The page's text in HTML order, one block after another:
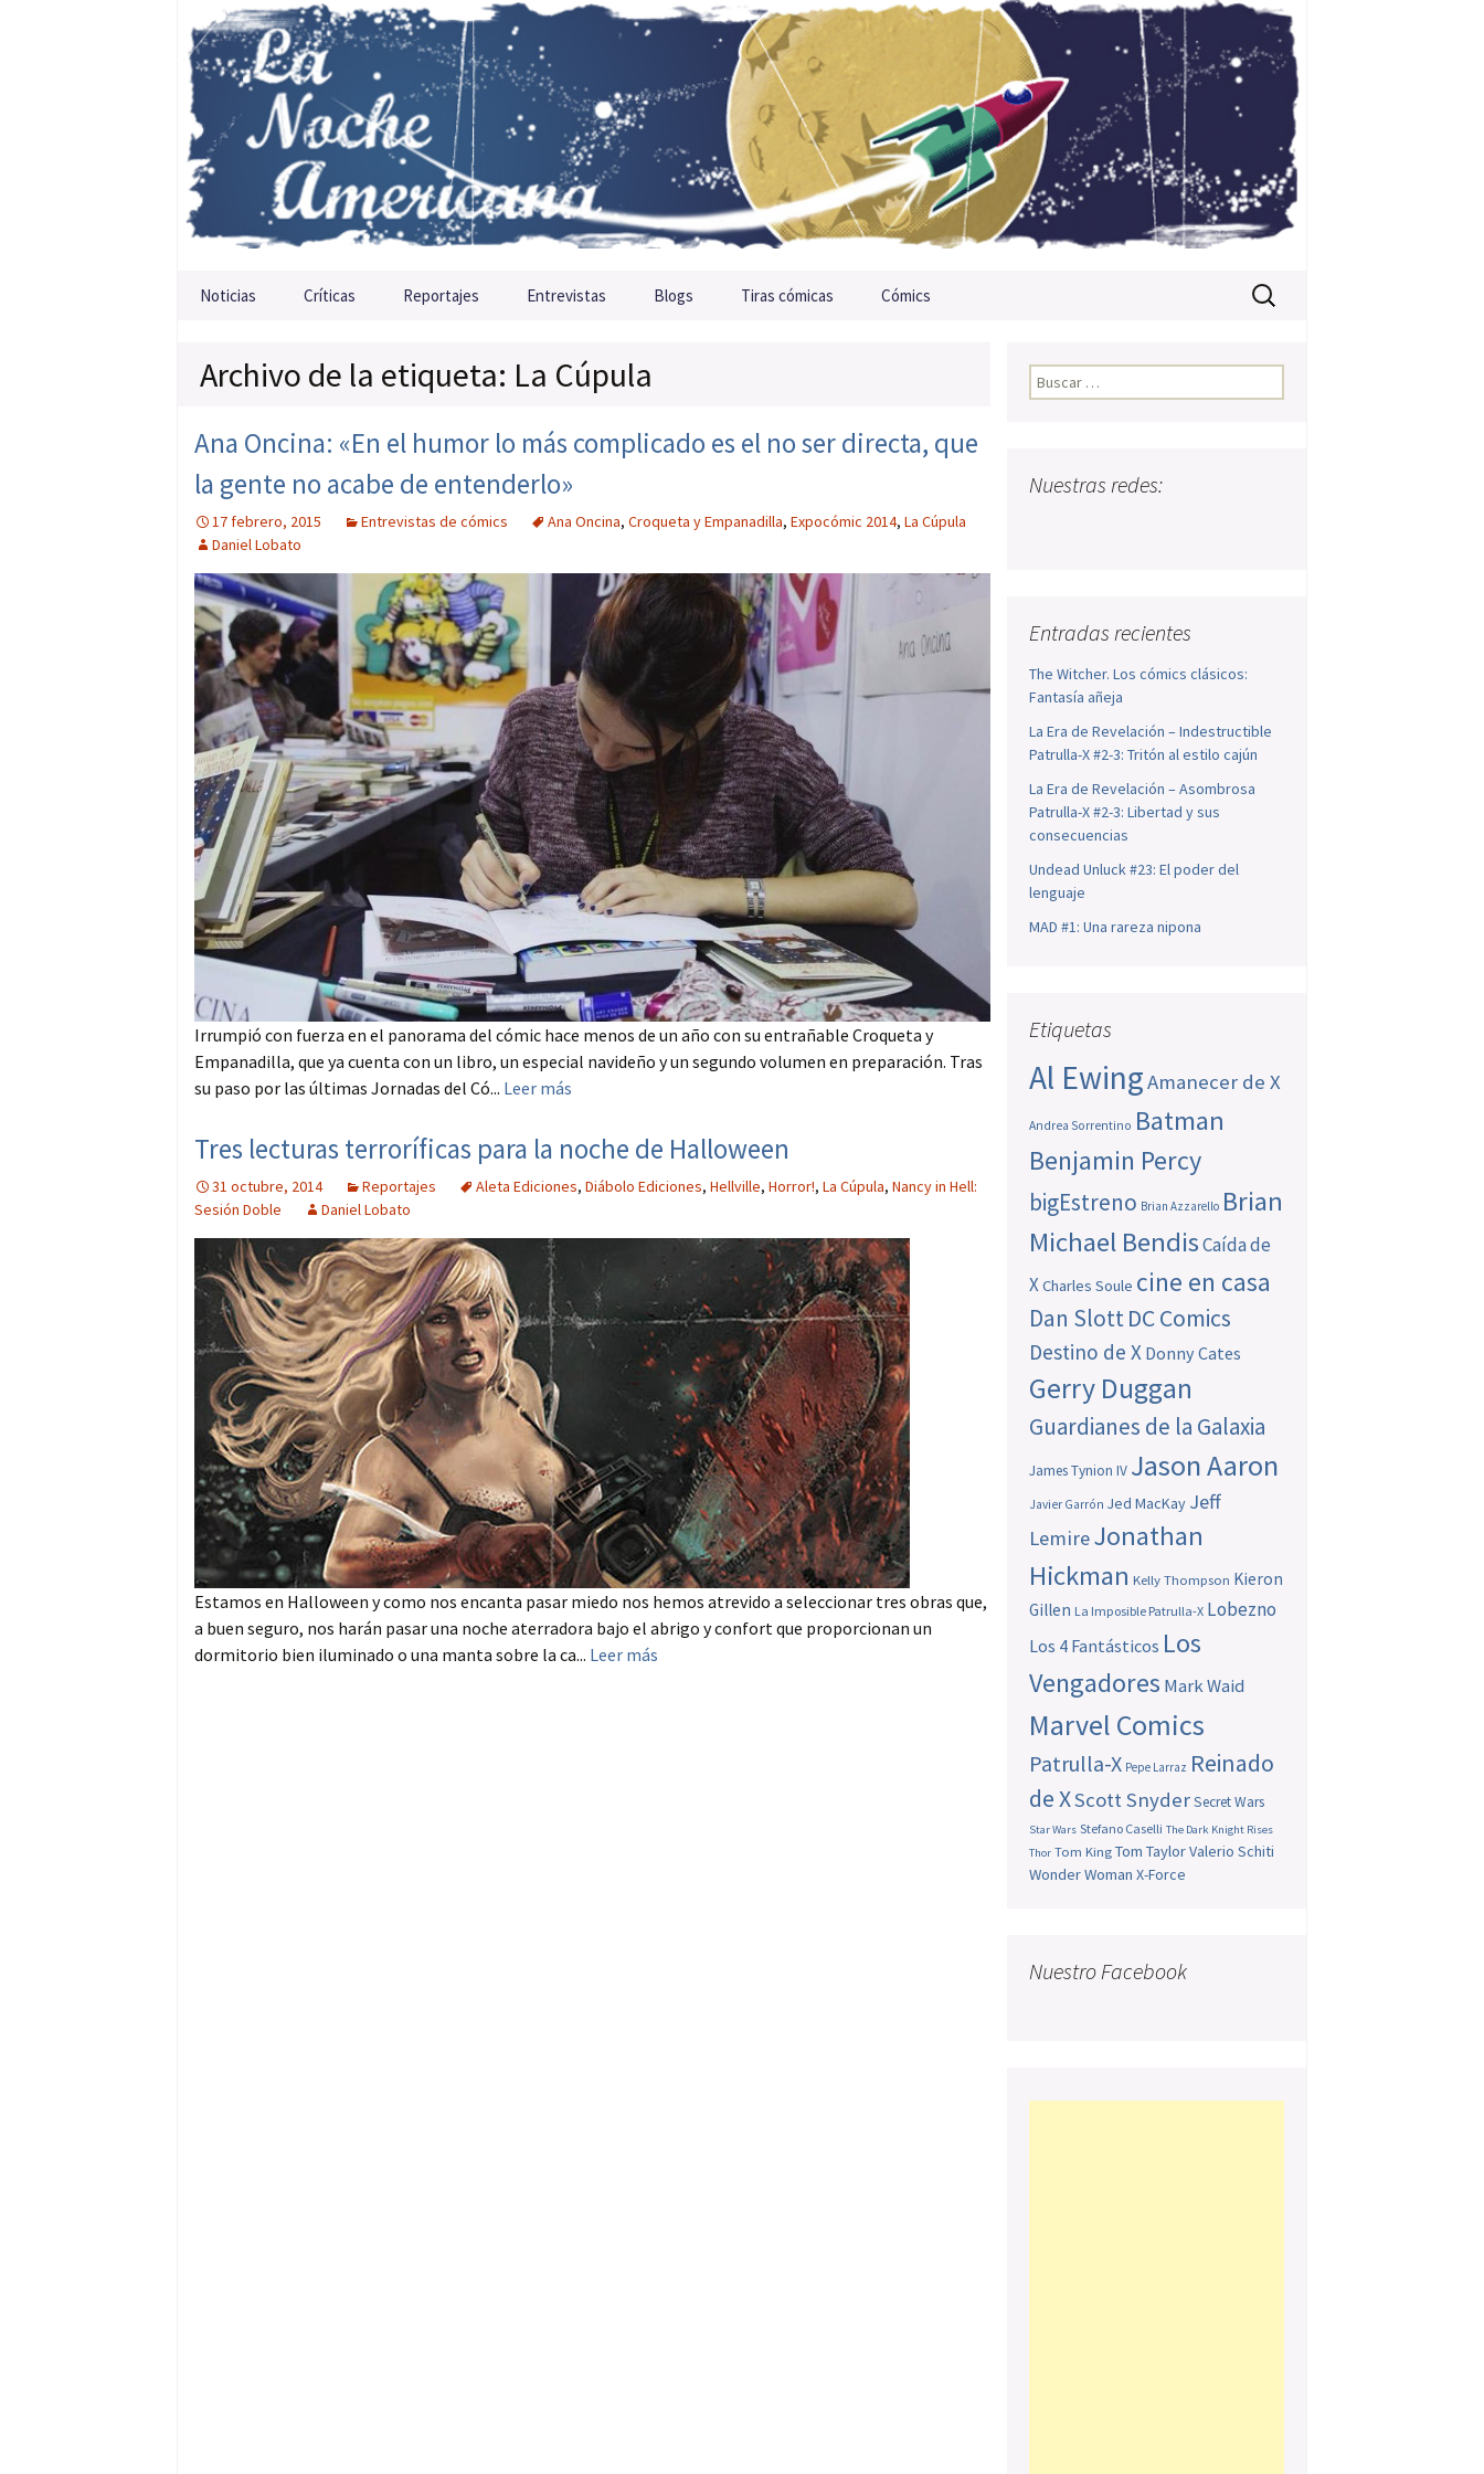
Saltar al contenido
Noticias Críticas Reportajes Entrevistas Blogs Tiras cómicas Cómics Buscar:
Archivo de la etiqueta: La Cúpula
Ana Oncina: «En el humor lo más complicado es el no ser directa, que
la gente no acabe de entenderlo»
17 febrero, 2015 Entrevistas de cómics Ana Oncina, Croqueta y Empanadilla, Expocómic 2014, La Cúpula
Daniel Lobato
Irrumpió con fuerza en el panorama del cómic hace menos de un año con su entrañable Croqueta y
Empanadilla, que ya cuenta con un libro, un especial navideño y un segundo volumen en preparación. Tras
su paso por las últimas Jornadas del Có... Leer más
Tres lecturas terroríficas para la noche de Halloween
31 octubre, 2014 Reportajes Aleta Ediciones, Diábolo Ediciones, Hellville, Horror!, La Cúpula, Nancy in Hell:
Sesión Doble
Daniel Lobato
Estamos en Halloween y como nos encanta pasar miedo nos hemos atrevido a seleccionar tres obras que,
a buen seguro, nos harán pasar una noche aterradora bajo el abrigo y confort que proporcionan un
dormitorio bien iluminado o una manta sobre la ca... Leer más
Buscar:
Nuestras redes:
Entradas recientes
The Witcher. Los cómics clásicos:
Fantasía añeja
La Era de Revelación – Indestructible
Patrulla-X #2-3: Tritón al estilo cajún
La Era de Revelación – Asombrosa
Patrulla-X #2-3: Libertad y sus
consecuencias
Undead Unluck #23: El poder del
lenguaje
MAD #1: Una rareza nipona
Etiquetas
Al EwingAmanecer de X
Andrea Sorrentino Batman
Benjamin Percy
bigEstreno Brian Azzarello Brian
Michael BendisCaída de
XCharles Soule cine en casa
Dan SlottDC Comics
Destino de X Donny Cates
Gerry Duggan
Guardianes de la Galaxia
James Tynion IV Jason Aaron
Javier Garrón Jed MacKay Jeff
LemireJonathan
Hickman Kelly Thompson Kieron
Gillen La Imposible Patrulla-X Lobezno
Los 4 Fantásticos Los
Vengadores Mark Waid
Marvel Comics
Patrulla-X Pepe Larraz Reinado
de XScott SnyderSecret Wars
Star Wars Stefano Caselli The Dark Knight Rises
Thor Tom King Tom TaylorValerio Schiti
Wonder Woman X-Force
Nuestro Facebook